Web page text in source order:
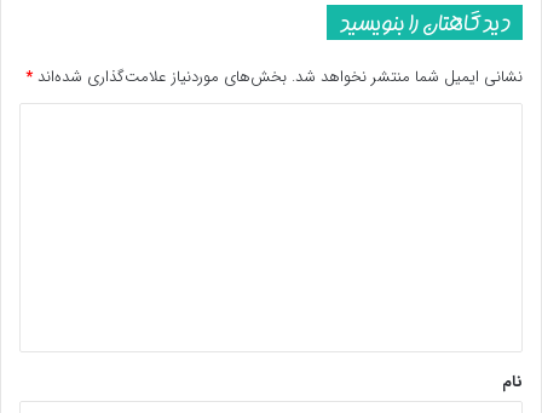
دیدگاهتان را بنویسید
نشانی ایمیل شما منتشر نخواهد شد. بخش‌های موردنیاز علامت‌گذاری شده‌اند *
نام